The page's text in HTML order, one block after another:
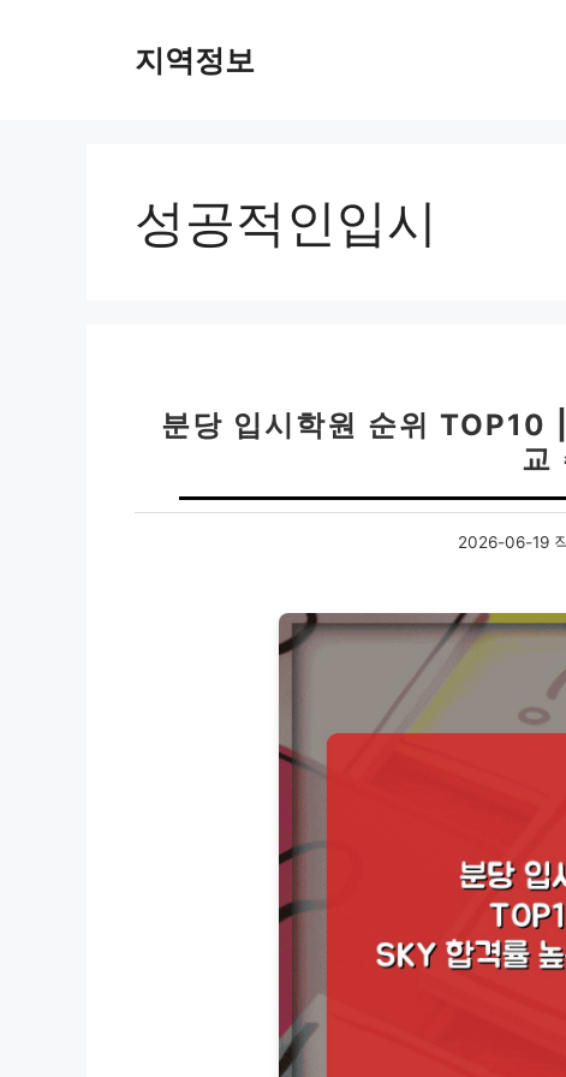
지역정보
성공적인입시
분당 입시학원 순위 TOP10
교
2026-06-19